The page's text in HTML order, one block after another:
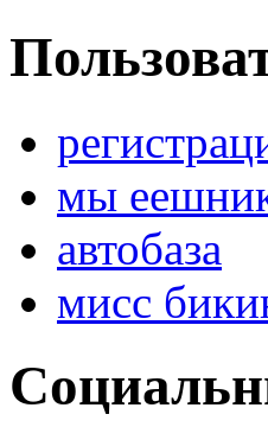
мы
автобаза
мисс